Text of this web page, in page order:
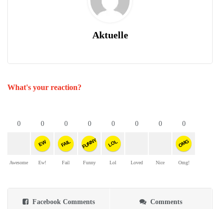
Aktuelle
What's your reaction?
0
Awesome
0
EW
Ew!
0
FAIL
Fail
0
FUNNY
Funny
0
LOL
Lol
0
Loved
0
Nice
0
OMG
Omg!
Facebook Comments Comments